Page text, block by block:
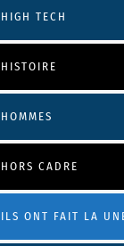
HIGH TECH
HISTOIRE
HOMMES
HORS CADRE
ILS ONT FAIT LA